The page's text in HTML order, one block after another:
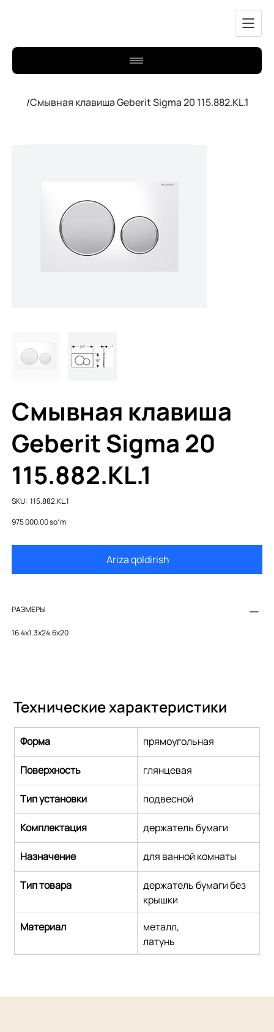
/Смывная клавиша Geberit Sigma 20 115.882.KL.1
Смывная клавиша
Geberit Sigma 20
115.882.KL.1
SKU: SKU
115.882.KL.1
115.882.KL.1
Price
975 000,00 soʻm
Ariza qoldirish
РАЗМЕРЫ
16.4x1.3x24.6x20
Технические характеристики
Форма прямоугольная
Поверхность глянцевая
Тип установки подвесной
Комплектация держатель бумаги
Назначение для ванной комнаты
Тип товара
держатель бумаги без
крышки
Материал
металл,
латунь